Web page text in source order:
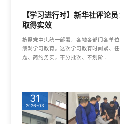
【学习进行时】新华社评论
取得实效
按照党中央统一部署，各地各部门各单
绩观学习教育。这次学习教育时间紧、
题、简约务实，不分批次、不划阶...
31
2026-03